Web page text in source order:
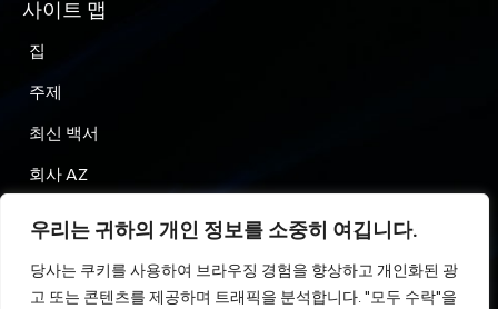
우리는 귀하의 개인 정보를 소중히 여깁니다.
당사는 쿠키를 사용하여 브라우징 경험을 향상하고 개인화된 광
고 또는 콘텐츠를 제공하며 트래픽을 분석합니다. "모두 수락"을
사이트 맵
집
주제
최신 백서
회사 AZ
문의하기
이용약관